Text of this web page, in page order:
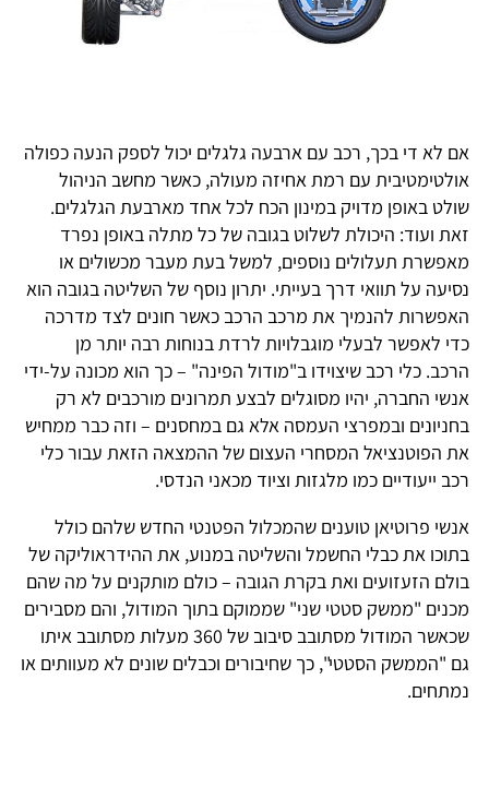
אם לא די בכך, רכב עם ארבעה גלגלים יכול לספק הנעה כפולה
אולטימטיבית עם רמת אחיזה מעולה, כאשר מחשב הניהול
שולט באופן מדויק במינון הכח לכל אחד מארבעת הגלגלים.
זאת ועוד: היכולת לשלוט בגובה של כל מתלה באופן נפרד
מאפשרת תעלולים נוספים, למשל בעת מעבר מכשולים או
נסיעה על תוואי דרך בעייתי. יתרון נוסף של השליטה בגובה הוא
האפשרות להנמיך את מרכב הרכב כאשר חונים לצד מדרכה
כדי לאפשר לבעלי מוגבלויות לרדת בנוחות רבה יותר מן
הרכב. כלי רכב שיצוידו ב"מודול הפינה" – כך הוא מכונה על-ידי
אנשי החברה, יהיו מסוגלים לבצע תמרונים מורכבים לא רק
בחניונים ובמפרצי העמסה אלא גם במחסנים – וזה כבר ממחיש
את הפוטנציאל המסחרי העצום של ההמצאה הזאת עבור כלי
רכב ייעודיים כמו מלגזות וציוד מכאני הנדסי.
אנשי פרוטיאן טוענים שהמכלול הפטנטי החדש שלהם כולל
בתוכו את כבלי החשמל והשליטה במנוע, את ההידראוליקה של
בולם הזעזועים ואת בקרת הגובה – כולם מותקנים על מה שהם
מכנים "ממשק סטטי שני" שממוקם בתוך המודול, והם מסבירים
שכאשר המודול מסתובב סיבוב של 360 מעלות מסתובב איתו
גם "הממשק הסטטי", כך שחיבורים וכבלים שונים לא מעוותים או
נמתחים.